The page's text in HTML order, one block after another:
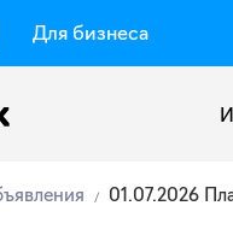
Для бизнеса
01.07.2026